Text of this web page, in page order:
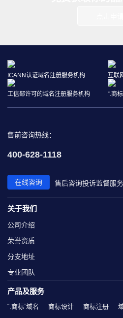
ICANN认证域名注册服务机构 互联
工信部许可的域名注册服务机构 “.商
售前咨询热线：
400-628-1118
在线咨询 售后咨询投诉监督服
关于我们
公司介绍
荣誉资质
分支地址
专业团队
产品及服务
“.商标”域名 商标设计 商标注册